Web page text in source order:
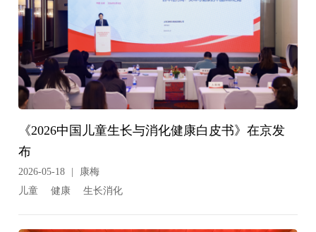
《2026中国儿童生长与消化健康白皮书》在京发
布
2026-05-18 |
康梅
儿童
健康 生长消化